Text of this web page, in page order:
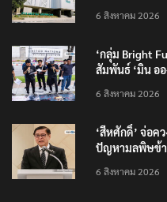
6 สิงหาคม 2026
‘กลุ่ม Bright
สัมพันธ์ ‘มิน ออ
6 สิงหาคม 2026
‘สีหศักดิ์’ จ่อค
ปัญหามลพิษข้
6 สิงหาคม 2026